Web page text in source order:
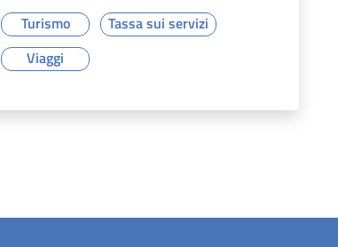
Turismo
Tassa sui servizi
Viaggi